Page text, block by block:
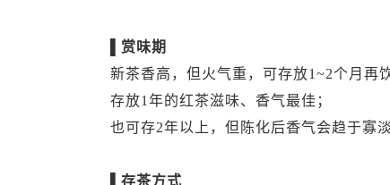
▌赏味期
新茶香高，但火气重，可存放1~2个月再
存放1年的红茶滋味、香气最佳；
也可存2年以上，但陈化后香气会趋于寡
▌存茶方式